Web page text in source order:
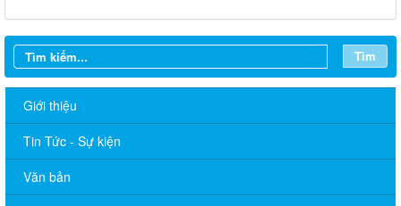
Tìm
Giới thiệu
Tin Tức - Sự kiện
Văn bản